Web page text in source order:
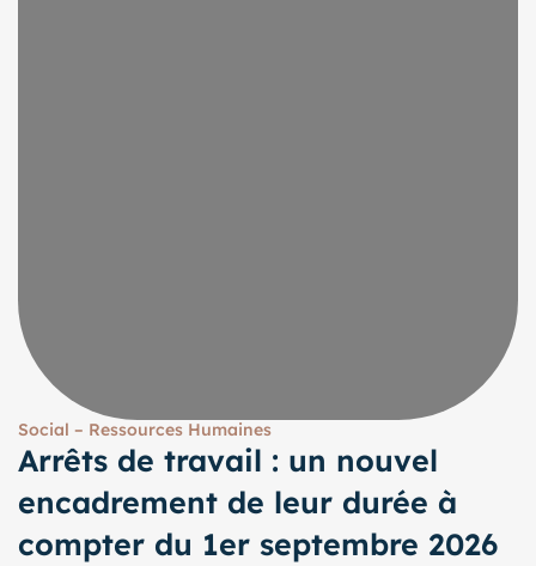
Social – Ressources Humaines
Arrêts de travail : un nouvel
encadrement de leur durée à
compter du 1er septembre 2026